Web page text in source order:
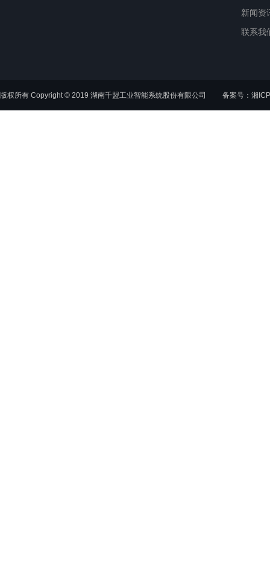
新闻资
联系我
版权所有 Copyright © 2019 湖南千盟工业智能系统股份有限公司 备案号：湘